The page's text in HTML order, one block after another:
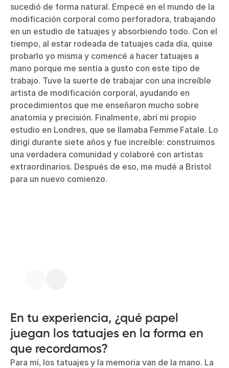
sucedió de forma natural. Empecé en el mundo de la
modificación corporal como perforadora, trabajando
en un estudio de tatuajes y absorbiendo todo. Con el
tiempo, al estar rodeada de tatuajes cada día, quise
probarlo yo misma y comencé a hacer tatuajes a
mano porque me sentía a gusto con este tipo de
trabajo. Tuve la suerte de trabajar con una increíble
artista de modificación corporal, ayudando en
procedimientos que me enseñaron mucho sobre
anatomía y precisión. Finalmente, abrí mi propio
estudio en Londres, que se llamaba Femme Fatale. Lo
dirigí durante siete años y fue increíble: construimos
una verdadera comunidad y colaboré con artistas
extraordinarios. Después de eso, me mudé a Bristol
para un nuevo comienzo.
En tu experiencia, ¿qué papel
juegan los tatuajes en la forma en
que recordamos?
Para mí, los tatuajes y la memoria van de la mano. La